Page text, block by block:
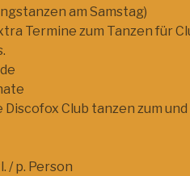
am Samstag)
Termine zum Tanzen für
Club tanzen zum
/ p. Person